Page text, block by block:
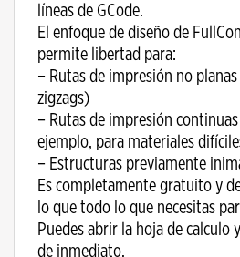
líneas de GCode.
El enfoque de diseño de
permite libertad para:
– Rutas de impresión no
zigzags)
– Rutas de impresión
ejemplo, para materiales
– Estructuras previamente
Es completamente gratuito y
lo que todo lo que necesitas
Puedes abrir la hoja de calculo
de inmediato.